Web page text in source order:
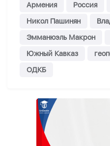
Армения Россия
Никол Пашинян
Эмманюэль Макрон
Южный Кавказ
ОДКБ